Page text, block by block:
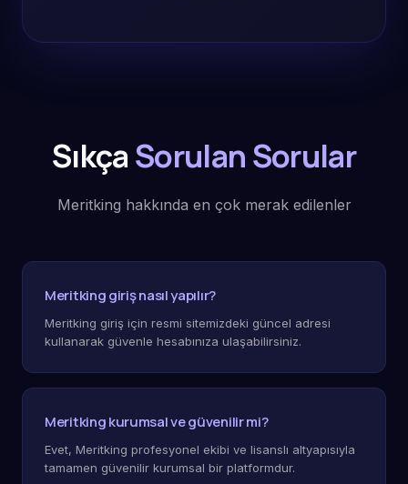
SıkçaSorulan Sorular
Meritking hakkında en çok merak edilenler
Meritking giriş nasıl yapılır?
Meritking giriş için resmi sitemizdeki güncel adresi
kullanarak güvenle hesabınıza ulaşabilirsiniz.
Meritking kurumsal ve güvenilir mi?
Evet, Meritking profesyonel ekibi ve lisanslı altyapısıyla
tamamen güvenilir kurumsal bir platformdur.